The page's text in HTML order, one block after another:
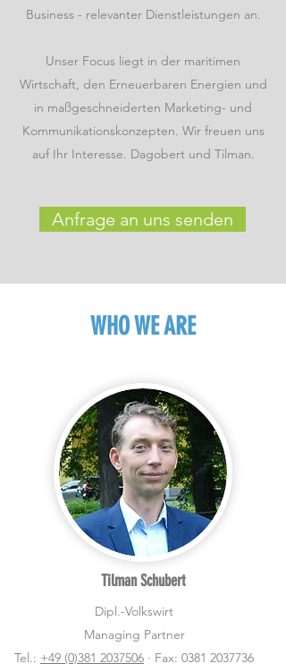
Business - relevanter Dienstleistungen an.
Unser Focus liegt in der maritimen
Wirtschaft, den Erneuerbaren Energien und
in maßgeschneiderten Marketing- und
Kommunikationskonzepten. Wir freuen uns
auf Ihr Interesse. Dagobert und Tilman.
Anfrage an uns senden
Tilman Schubert
Dipl.-Volkswirt
Managing Partner
Tel.: +49 (0)381 2037506 · Fax: 0381 2037736
WHO WE ARE